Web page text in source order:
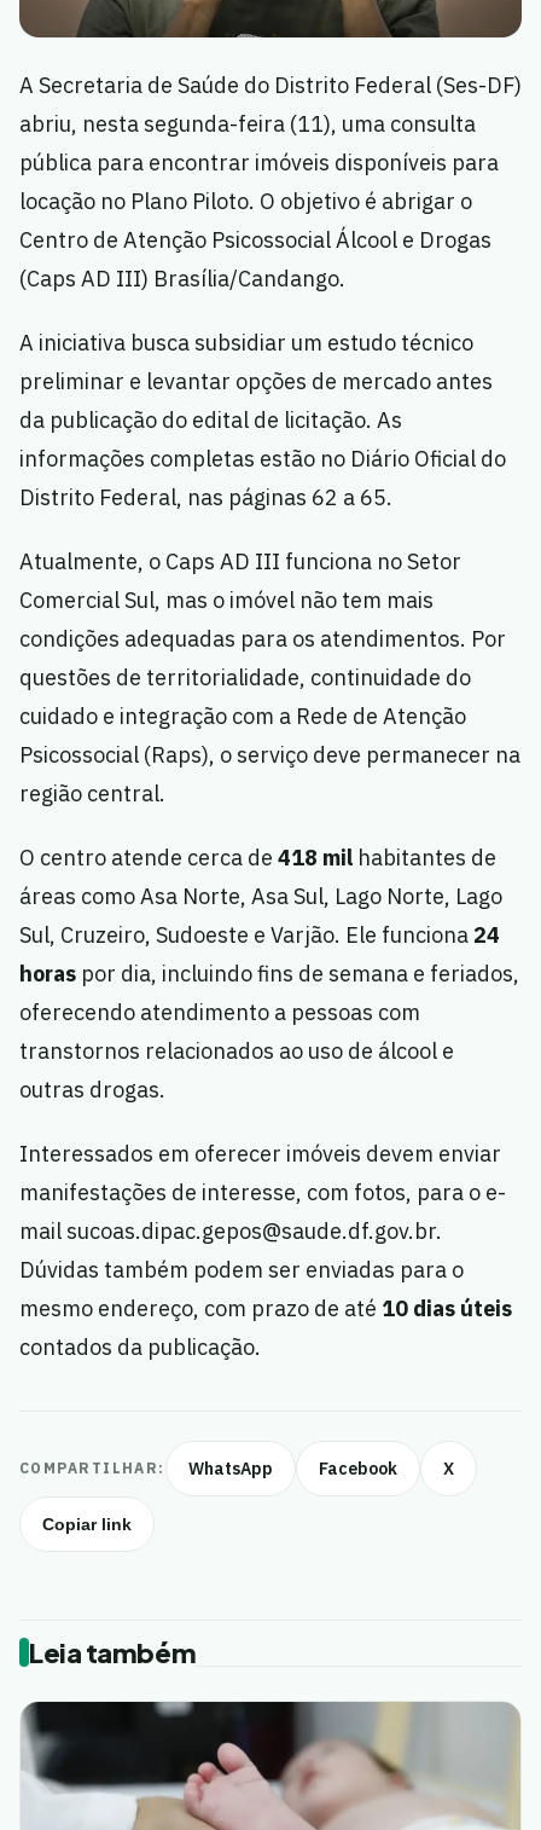
A Secretaria de Saúde do Distrito Federal (Ses-DF)
abriu, nesta segunda-feira (11), uma consulta
pública para encontrar imóveis disponíveis para
locação no Plano Piloto. O objetivo é abrigar o
Centro de Atenção Psicossocial Álcool e Drogas
(Caps AD III) Brasília/Candango.
A iniciativa busca subsidiar um estudo técnico
preliminar e levantar opções de mercado antes
da publicação do edital de licitação. As
informações completas estão no Diário Oficial do
Distrito Federal, nas páginas 62 a 65.
Atualmente, o Caps AD III funciona no Setor
Comercial Sul, mas o imóvel não tem mais
condições adequadas para os atendimentos. Por
questões de territorialidade, continuidade do
cuidado e integração com a Rede de Atenção
Psicossocial (Raps), o serviço deve permanecer na
região central.
O centro atende cerca de 418 mil habitantes de
áreas como Asa Norte, Asa Sul, Lago Norte, Lago
Sul, Cruzeiro, Sudoeste e Varjão. Ele funciona 24
horas por dia, incluindo fins de semana e feriados,
oferecendo atendimento a pessoas com
transtornos relacionados ao uso de álcool e
outras drogas.
Interessados em oferecer imóveis devem enviar
manifestações de interesse, com fotos, para o e-
mailsucoas.dipac.gepos@saude.df.gov.br.
Dúvidas também podem ser enviadas para o
mesmo endereço, com prazo de até 10 dias úteis
contados da publicação.
COMPARTILHAR: WhatsApp Facebook X
Copiar link
Leia também